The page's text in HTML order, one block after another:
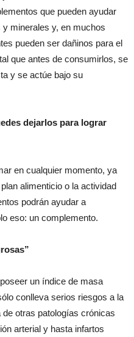
que pueden ayudar
minerales y, en muchos
pueden ser dañinos para el
que antes de consumirlos, se
y se actúe bajo su
dejarlos para lograr
en cualquier momento, ya
alimenticio o la actividad
podrán ayudar a
eso: un complemento.
un índice de masa
conlleva serios riesgos a la
otras patologías crónicas
arterial y hasta infartos